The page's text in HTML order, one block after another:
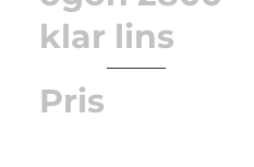
klar lins
Pris